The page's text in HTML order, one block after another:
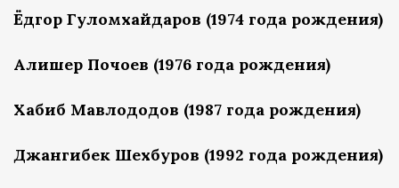
Ёдгор Гуломхайдаров (1974 года рождения)
Алишер Почоев (1976 года рождения)
Хабиб Мавлододов (1987 года рождения)
Джангибек Шехбуров (1992 года рождения)